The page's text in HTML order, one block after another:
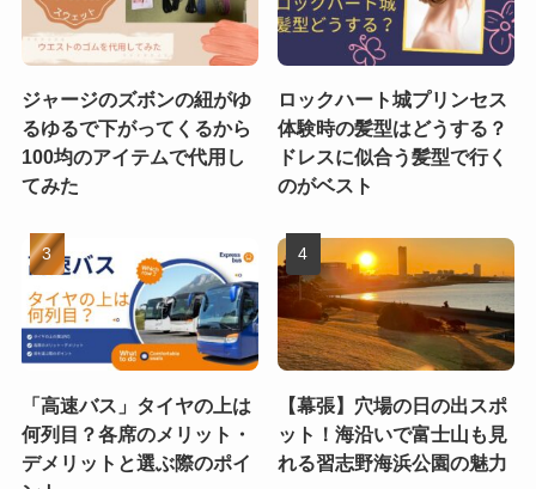
ジャージのズボンの紐がゆ
るゆるで下がってくるから
100均のアイテムで代用し
てみた
ロックハート城プリンセス
体験時の髪型はどうする？
ドレスに似合う髪型で行く
のがベスト
「高速バス」タイヤの上は
何列目？各席のメリット・
デメリットと選ぶ際のポイ
【幕張】穴場の日の出スポ
ット！海沿いで富士山も見
れる習志野海浜公園の魅力